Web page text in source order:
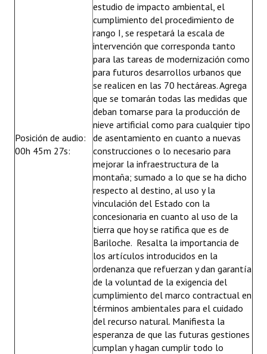
Posición de audio:
00h 45m 27s:
estudio de impacto ambiental, el
cumplimiento del procedimiento de
rango I, se respetará la escala de
intervención que corresponda tanto
para las tareas de modernización como
para futuros desarrollos urbanos que
se realicen en las 70 hectáreas. Agrega
que se tomarán todas las medidas que
deban tomarse para la producción de
nieve artificial como para cualquier tipo
de asentamiento en cuanto a nuevas
construcciones o lo necesario para
mejorar la infraestructura de la
montaña; sumado a lo que se ha dicho
respecto al destino, al uso y la
vinculación del Estado con la
concesionaria en cuanto al uso de la
tierra que hoy se ratifica que es de
Bariloche. Resalta la importancia de
los artículos introducidos en la
ordenanza que refuerzan y dan garantía
de la voluntad de la exigencia del
cumplimiento del marco contractual en
términos ambientales para el cuidado
del recurso natural. Manifiesta la
esperanza de que las futuras gestiones
cumplan y hagan cumplir todo lo